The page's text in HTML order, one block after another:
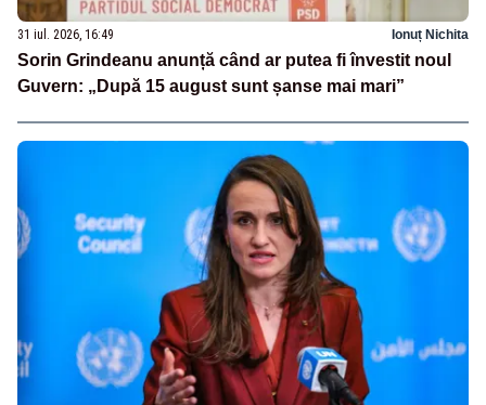
31 iul. 2026, 16:49 Ionuț Nichita
Sorin Grindeanu anunță când ar putea fi învestit noul
Guvern: „După 15 august sunt șanse mai mari”